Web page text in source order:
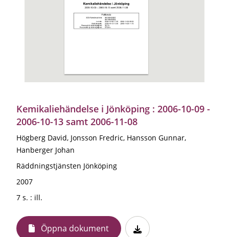
Kemikaliehändelse i Jönköping : 2006-10-09 -
2006-10-13 samt 2006-11-08
Högberg David, Jonsson Fredric, Hansson Gunnar,
Hanberger Johan
Räddningstjänsten Jönköping
2007
7 s. : ill.
Öppna dokument